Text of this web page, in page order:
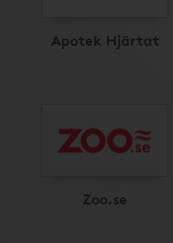
Apotek Hjärtat
Zoo.se